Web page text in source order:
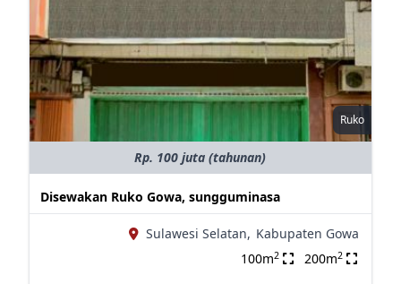
Ruko
Rp. 100 juta (tahunan)
Disewakan Ruko Gowa, sungguminasa
Sulawesi Selatan, Kabupaten Gowa
100m2 200m2